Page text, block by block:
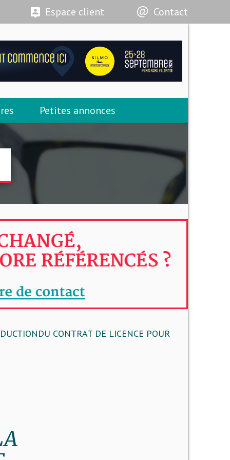
Espace client Contact
Petites annonces
CONTRAT DE LICENCE POUR